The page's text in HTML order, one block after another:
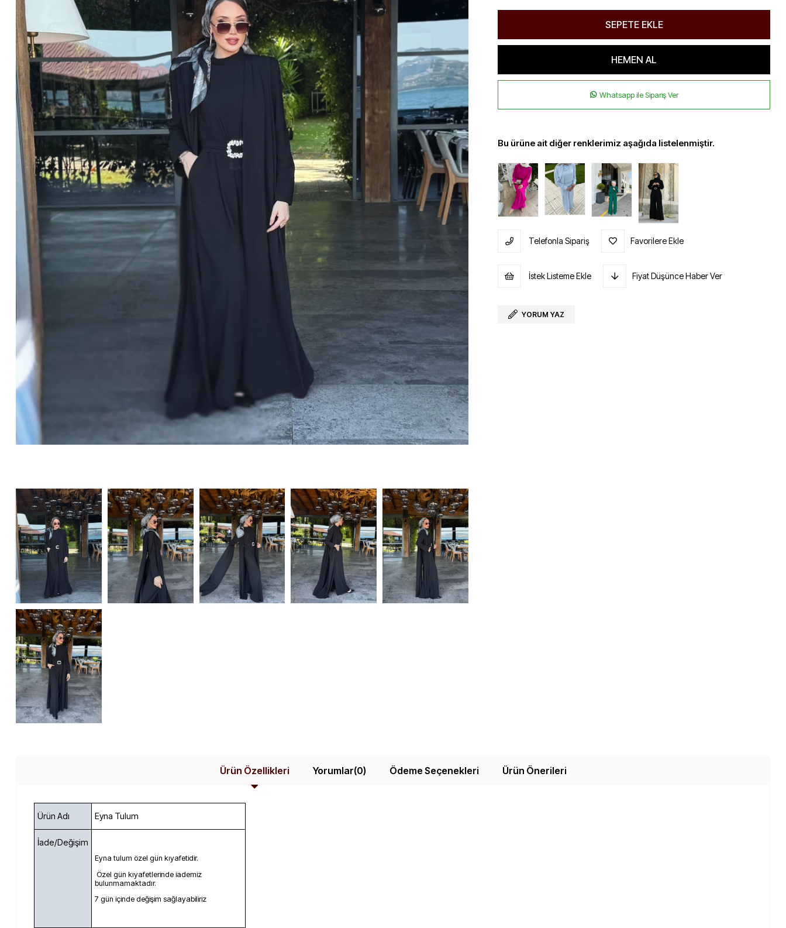
Whatsapp ile Sipariş Ver
Bu ürüne ait diğer renklerimiz aşağıda listelenmiştir.
Telefonla Sipariş Favorilere Ekle
İstek Listeme Ekle Fiyat Düşünce Haber Ver
YORUM YAZ
Ürün Özellikleri Yorumlar(0) Ödeme Seçenekleri Ürün Önerileri
Ürün Adı Eyna Tulum
İade/Değişim
Eyna tulum özel gün kıyafetidir.
Özel gün kıyafetlerinde iademiz
bulunmamaktadır.
7 gün içinde değişim sağlayabiliriz